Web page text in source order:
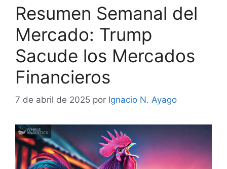
Resumen Semanal del
Mercado: Trump
Sacude los Mercados
Financieros
7 de abril de 2025 por Ignacio N. Ayago